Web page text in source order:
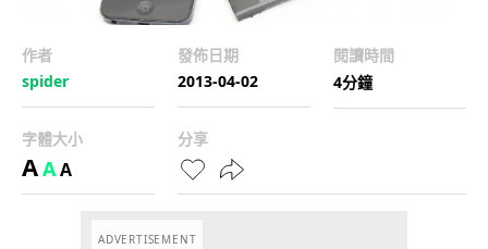
作者
spider
發佈日期
2013-04-02
閱讀時間
4分鐘
字體大小
AAA
分享
ADVERTISEMENT